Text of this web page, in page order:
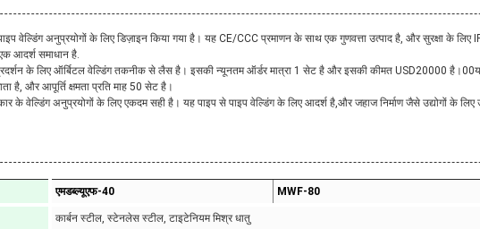
वेल्डिंग अनुप्रयोगों के लिए डिज़ाइन किया गया है। यह CE/CCC प्रमाणन के साथ एक गुणवत्ता उत्पाद है, और सुरक्षा
आदर्श समाधान है.
के लिए ऑर्बिटल वेल्डिंग तकनीक से लैस है। इसकी न्यूनतम ऑर्डर मात्रा 1 सेट है और इसकी कीमत USD20000
है, और आपूर्ति क्षमता प्रति माह 50 सेट है।
के वेल्डिंग अनुप्रयोगों के लिए एकदम सही है। यह पाइप से पाइप वेल्डिंग के लिए आदर्श है,और जहाज निर्माण जैसे उद्योगों के
एमडब्ल्यूएफ-40 MWF-80
कार्बन स्टील, स्टेनलेस स्टील, टाइटेनियम मिश्र धातु